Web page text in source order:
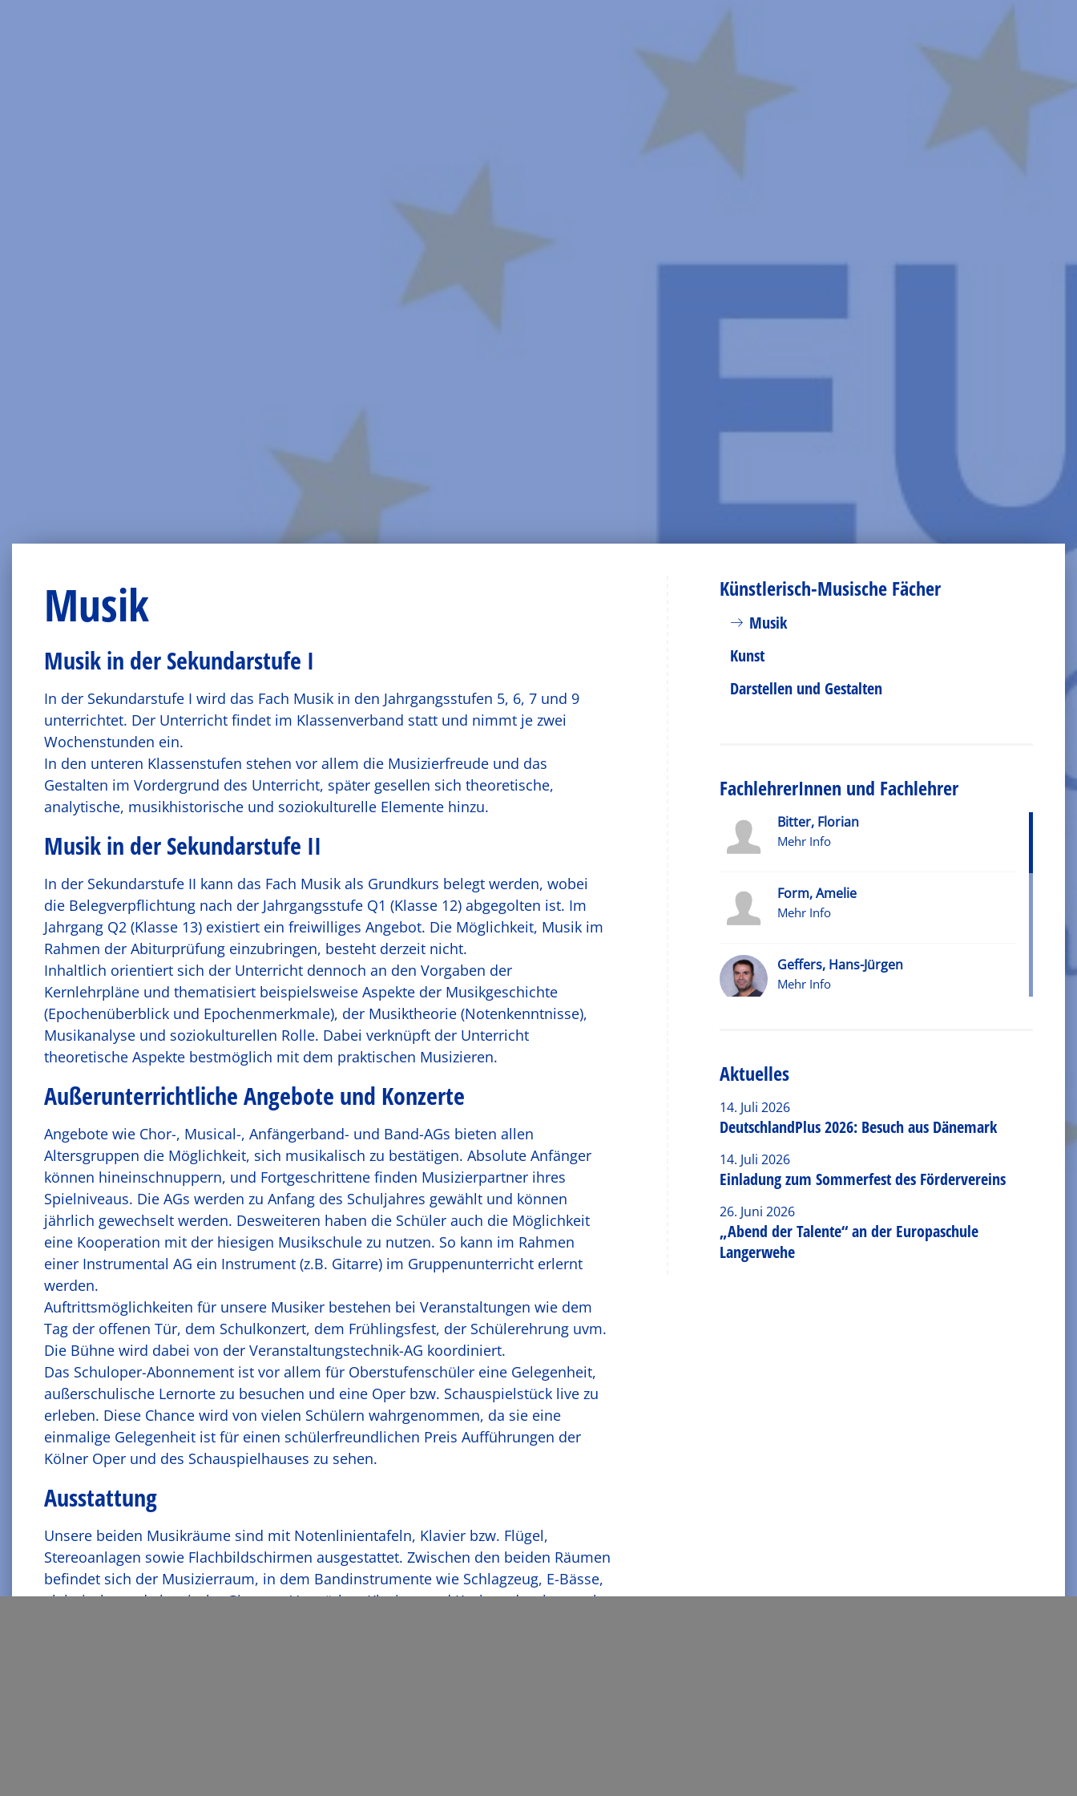
Musik
Musik in der Sekundarstufe I
In der Sekundarstufe I wird das Fach Musik in den Jahrgangsstufen 5, 6, 7 und 9
unterrichtet. Der Unterricht findet im Klassenverband statt und nimmt je zwei
Wochenstunden ein.
In den unteren Klassenstufen stehen vor allem die Musizierfreude und das
Gestalten im Vordergrund des Unterricht, später gesellen sich theoretische,
analytische, musikhistorische und soziokulturelle Elemente hinzu.
Musik in der Sekundarstufe II
In der Sekundarstufe II kann das Fach Musik als Grundkurs belegt werden, wobei
die Belegverpflichtung nach der Jahrgangsstufe Q1 (Klasse 12) abgegolten ist. Im
Jahrgang Q2 (Klasse 13) existiert ein freiwilliges Angebot. Die Möglichkeit, Musik im
Rahmen der Abiturprüfung einzubringen, besteht derzeit nicht.
Inhaltlich orientiert sich der Unterricht dennoch an den Vorgaben der
Kernlehrpläne und thematisiert beispielsweise Aspekte der Musikgeschichte
(Epochenüberblick und Epochenmerkmale), der Musiktheorie (Notenkenntnisse),
Musikanalyse und soziokulturellen Rolle. Dabei verknüpft der Unterricht
theoretische Aspekte bestmöglich mit dem praktischen Musizieren.
Außerunterrichtliche Angebote und Konzerte
Angebote wie Chor-, Musical-, Anfängerband- und Band-AGs bieten allen
Altersgruppen die Möglichkeit, sich musikalisch zu bestätigen. Absolute Anfänger
können hineinschnuppern, und Fortgeschrittene finden Musizierpartner ihres
Spielniveaus. Die AGs werden zu Anfang des Schuljahres gewählt und können
jährlich gewechselt werden. Desweiteren haben die Schüler auch die Möglichkeit
eine Kooperation mit der hiesigen Musikschule zu nutzen. So kann im Rahmen
einer Instrumental AG ein Instrument (z.B. Gitarre) im Gruppenunterricht erlernt
werden.
Auftrittsmöglichkeiten für unsere Musiker bestehen bei Veranstaltungen wie dem
Tag der offenen Tür, dem Schulkonzert, dem Frühlingsfest, der Schülerehrung uvm.
Die Bühne wird dabei von der Veranstaltungstechnik-AG koordiniert.
Das Schuloper-Abonnement ist vor allem für Oberstufenschüler eine Gelegenheit,
außerschulische Lernorte zu besuchen und eine Oper bzw. Schauspielstück live zu
erleben. Diese Chance wird von vielen Schülern wahrgenommen, da sie eine
einmalige Gelegenheit ist für einen schülerfreundlichen Preis Aufführungen der
Kölner Oper und des Schauspielhauses zu sehen.
Ausstattung
Unsere beiden Musikräume sind mit Notenlinientafeln, Klavier bzw. Flügel,
Stereoanlagen sowie Flachbildschirmen ausgestattet. Zwischen den beiden Räumen
befindet sich der Musizierraum, in dem Bandinstrumente wie Schlagzeug, E-Bässe,
elektrische und akustische Gitarren, Verstärker, Klaviere und Keyboards, aber auch
Künstlerisch-Musische Fächer
Musik
Kunst
Darstellen und Gestalten
FachlehrerInnen und Fachlehrer
Bitter, Florian
Mehr Info
Form, Amelie
Mehr Info
Geffers, Hans-Jürgen
Mehr Info
Malburg, Andrea
Mehr Info
Muschenich, Markus
Send, Katharina
Aktuelles
14. Juli 2026
DeutschlandPlus 2026: Besuch aus Dänemark
14. Juli 2026
Einladung zum Sommerfest des Fördervereins
26. Juni 2026
„Abend der Talente“ an der Europaschule
Langerwehe